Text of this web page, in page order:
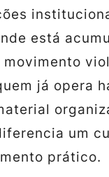
está
já opera
um
prático.